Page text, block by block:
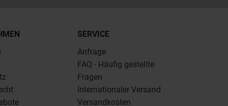
SERVICE
Anfrage
FAQ - Häufig gestellte
Fragen
Internationaler Versand
Versandkosten